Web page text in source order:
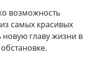
возможность
самых красивых
главу жизни в